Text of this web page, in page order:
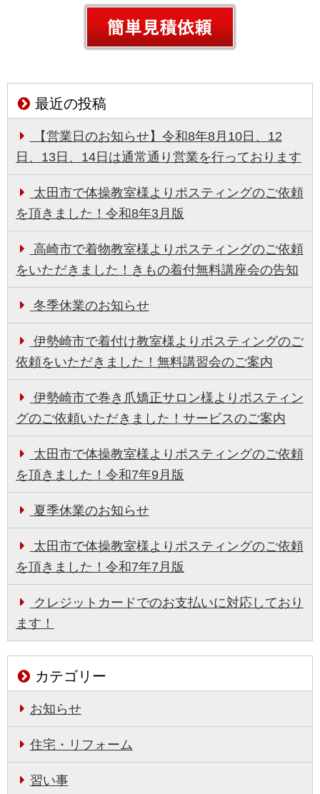
最近の投稿
【営業日のお知らせ】令和8年8月10日、12
日、13日、14日は通常通り営業を行っております
太田市で体操教室様よりポスティングのご依頼
を頂きました！令和8年3月版
高崎市で着物教室様よりポスティングのご依頼
をいただきました！きもの着付無料講座会の告知
冬季休業のお知らせ
伊勢崎市で着付け教室様よりポスティングのご
依頼をいただきました！無料講習会のご案内
伊勢崎市で巻き爪矯正サロン様よりポスティン
グのご依頼いただきました！サービスのご案内
太田市で体操教室様よりポスティングのご依頼
を頂きました！令和7年9月版
夏季休業のお知らせ
太田市で体操教室様よりポスティングのご依頼
を頂きました！令和7年7月版
クレジットカードでのお支払いに対応しており
ます！
カテゴリー
お知らせ
住宅・リフォーム
習い事